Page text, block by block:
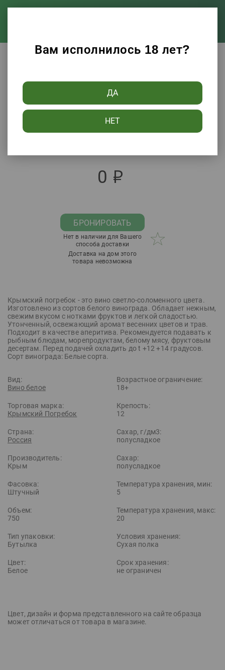
Вино Крымский погребок белое п/сл
0 р
БРОНИРОВАТЬ
Нет в наличии для Вашего
способа доставки
Доставка на дом этого
товара невозможна
Крымский погребок - это вино светло-соломенного цвета.
Изготовлено из сортов белого винограда. Обладает нежным,
свежим вкусом с нотками фруктов и легкой сладостью.
Утонченный, освежающий аромат весенних цветов и трав.
Подходит в качестве аперитива. Рекомендуется подавать к
рыбным блюдам, морепродуктам, белому мясу, фруктовым
десертам. Перед подачей охладить до t +12 +14 градусов.
Сорт винограда: Белые сорта.
Вид:
Вино белое
Торговая марка:
Крымский Погребок
Страна:
Россия
Производитель:
Крым
Фасовка:
Штучный
Объем:
750
Тип упаковки:
Бутылка
Цвет:
Белое
Возрастное ограничение:
18+
Крепость:
12
Сахар, г/дм3:
полусладкое
Сахар:
полусладкое
Температура хранения, мин:
5
Температура хранения, макс:
20
Условия хранения:
Сухая полка
Срок хранения:
не ограничен
Цвет, дизайн и форма представленного на сайте образца
может отличаться от товара в магазине.
Вам исполнилось 18 лет?
ДА
НЕТ